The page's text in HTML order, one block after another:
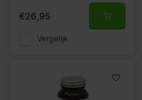
€26,95
Vergelijk